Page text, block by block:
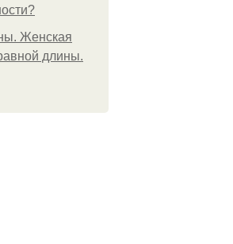
Женская
длины.